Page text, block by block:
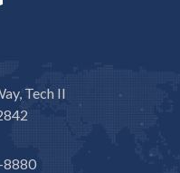
Tech II
8880